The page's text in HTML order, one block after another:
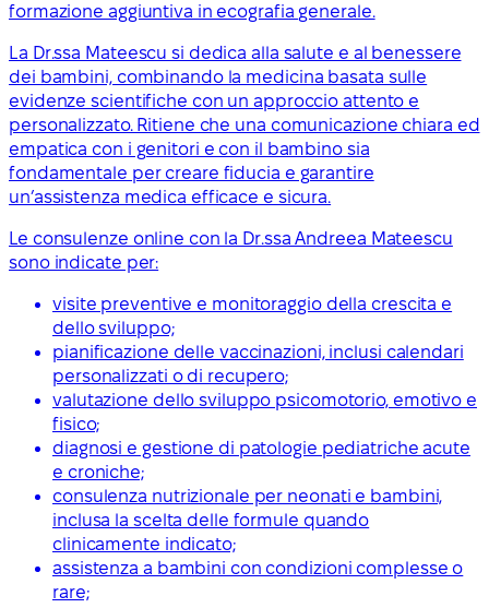
formazione aggiuntiva in ecografia generale.
La Dr.ssa Mateescu si dedica alla salute e al benessere
dei bambini, combinando la medicina basata sulle
evidenze scientifiche con un approccio attento e
personalizzato. Ritiene che una comunicazione chiara ed
empatica con i genitori e con il bambino sia
fondamentale per creare fiducia e garantire
un’assistenza medica efficace e sicura.
Le consulenze online con la Dr.ssa Andreea Mateescu
sono indicate per:
visite preventive e monitoraggio della crescita e
dello sviluppo;
pianificazione delle vaccinazioni, inclusi calendari
personalizzati o di recupero;
valutazione dello sviluppo psicomotorio, emotivo e
fisico;
diagnosi e gestione di patologie pediatriche acute
e croniche;
consulenza nutrizionale per neonati e bambini,
inclusa la scelta delle formule quando
clinicamente indicato;
assistenza a bambini con condizioni complesse o
rare;